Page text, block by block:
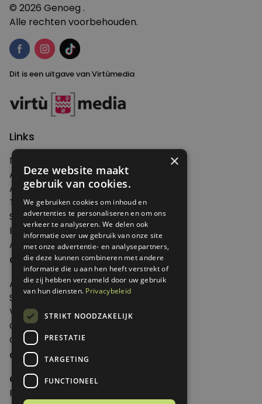
© 2026 Genoeg .
Alle rechten voorbehouden.
Dit is een uitgave van Virtùmedia
Links
Nieuws
Artikelen
Agenda
Thema's
Shop
Edities
Abonneren
Over Genoeg
Adverteren
Samenwerken
Verkooppunten
Over Genoeg
Contact
Contactgegevens
Genoeg
Postbus 595 - 3700 AN Zeist
×
Deze website maakt
gebruik van cookies.
We gebruiken cookies om inhoud en
advertenties te personaliseren en om ons
verkeer te analyseren. We delen ook
informatie over uw gebruik van onze site
met onze advertentie- en analysepartners,
die deze kunnen combineren met andere
informatie die u aan hen heeft verstrekt of
die zij hebben verzameld door uw gebruik
van hun diensten. Privacybeleid
STRIKT NOODZAKELIJK
PRESTATIE
TARGETING
FUNCTIONEEL